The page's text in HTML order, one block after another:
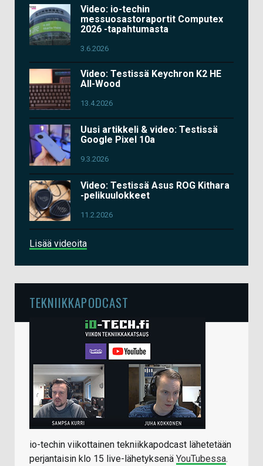
Video: io-techin
messuosastoraportit Computex
2026 -tapahtumasta
3.6.2026
Video: Testissä Keychron K2 HE
All-Wood
13.4.2026
Uusi artikkeli & video: Testissä
Google Pixel 10a
9.3.2026
Video: Testissä Asus ROG Kithara
-pelikuulokkeet
11.2.2026
Lisää videoita
TEKNIIKKAPODCAST
io-techin viikottainen tekniikkapodcast lähetetään
perjantaisin klo 15 live-lähetyksenä YouTubessa.